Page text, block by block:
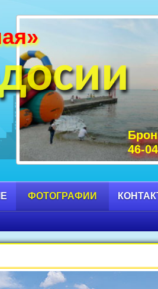
46-04
фото, фото горы
ФОТОГРАФИИ